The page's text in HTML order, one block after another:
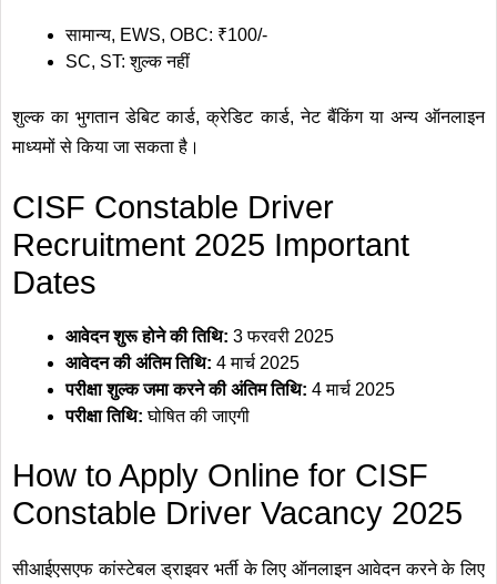
सामान्य, EWS, OBC: ₹100/-
SC, ST: शुल्क नहीं
शुल्क का भुगतान डेबिट कार्ड, क्रेडिट कार्ड, नेट बैंकिंग या अन्य ऑनलाइन
माध्यमों से किया जा सकता है।
CISF Constable Driver
Recruitment 2025 Important
Dates
आवेदन शुरू होने की तिथि: 3 फरवरी 2025
आवेदन की अंतिम तिथि: 4 मार्च 2025
परीक्षा शुल्क जमा करने की अंतिम तिथि: 4 मार्च 2025
परीक्षा तिथि: घोषित की जाएगी
How to Apply Online for CISF
Constable Driver Vacancy 2025
सीआईएसएफ कांस्टेबल ड्राइवर भर्ती के लिए ऑनलाइन आवेदन करने के लिए